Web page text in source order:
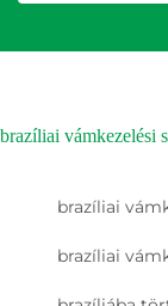
brazíliai vámkezelési
brazíliai
brazíliai